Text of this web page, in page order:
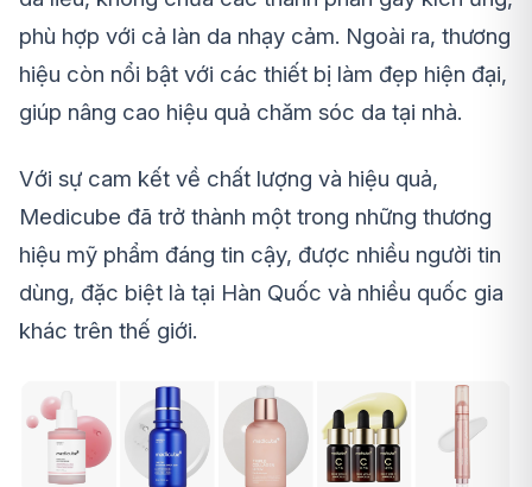
phù hợp với cả làn da nhạy cảm. Ngoài ra, thương
hiệu còn nổi bật với các thiết bị làm đẹp hiện đại,
giúp nâng cao hiệu quả chăm sóc da tại nhà.
Với sự cam kết về chất lượng và hiệu quả,
Medicube đã trở thành một trong những thương
hiệu mỹ phẩm đáng tin cậy, được nhiều người tin
dùng, đặc biệt là tại Hàn Quốc và nhiều quốc gia
khác trên thế giới.